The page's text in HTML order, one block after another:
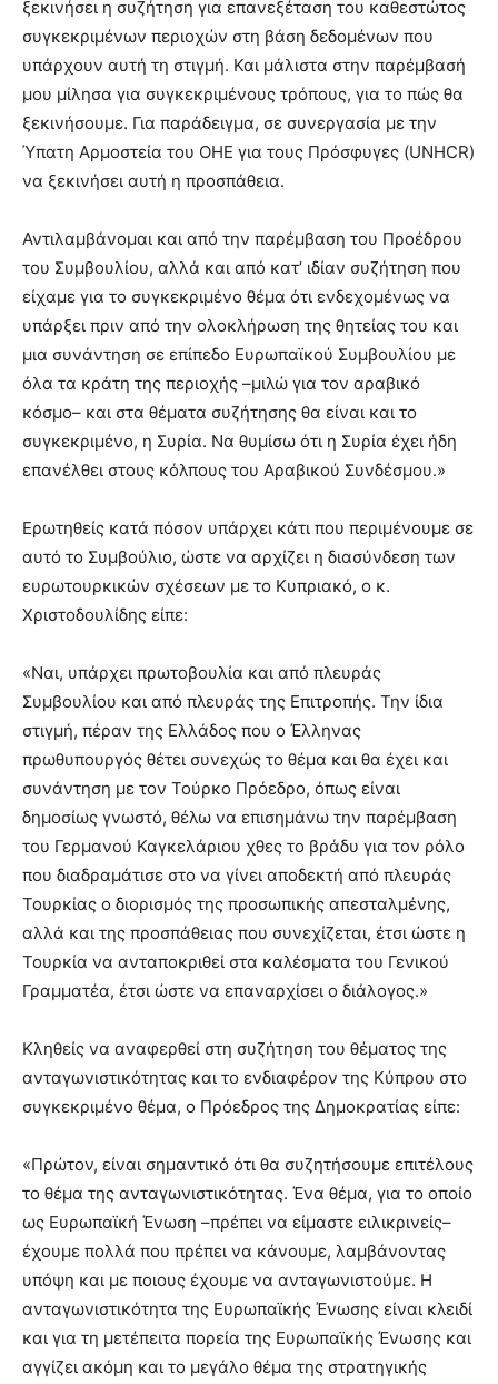
ξεκινήσει η συζήτηση για επανεξέταση του καθεστώτος
συγκεκριμένων περιοχών στη βάση δεδομένων που
υπάρχουν αυτή τη στιγμή. Και μάλιστα στην παρέμβασή
μου μίλησα για συγκεκριμένους τρόπους, για το πώς θα
ξεκινήσουμε. Για παράδειγμα, σε συνεργασία με την
Ύπατη Αρμοστεία του ΟΗΕ για τους Πρόσφυγες (UNHCR)
να ξεκινήσει αυτή η προσπάθεια.
Αντιλαμβάνομαι και από την παρέμβαση του Προέδρου
του Συμβουλίου, αλλά και από κατ’ ιδίαν συζήτηση που
είχαμε για το συγκεκριμένο θέμα ότι ενδεχομένως να
υπάρξει πριν από την ολοκλήρωση της θητείας του και
μια συνάντηση σε επίπεδο Ευρωπαϊκού Συμβουλίου με
όλα τα κράτη της περιοχής –μιλώ για τον αραβικό
κόσμο– και στα θέματα συζήτησης θα είναι και το
συγκεκριμένο, η Συρία. Να θυμίσω ότι η Συρία έχει ήδη
επανέλθει στους κόλπους του Αραβικού Συνδέσμου.»
Ερωτηθείς κατά πόσον υπάρχει κάτι που περιμένουμε σε
αυτό το Συμβούλιο, ώστε να αρχίζει η διασύνδεση των
ευρωτουρκικών σχέσεων με το Κυπριακό, ο κ.
Χριστοδουλίδης είπε:
«Ναι, υπάρχει πρωτοβουλία και από πλευράς
Συμβουλίου και από πλευράς της Επιτροπής. Την ίδια
στιγμή, πέραν της Ελλάδος που ο Έλληνας
πρωθυπουργός θέτει συνεχώς το θέμα και θα έχει και
συνάντηση με τον Τούρκο Πρόεδρο, όπως είναι
δημοσίως γνωστό, θέλω να επισημάνω την παρέμβαση
του Γερμανού Καγκελάριου χθες το βράδυ για τον ρόλο
που διαδραμάτισε στο να γίνει αποδεκτή από πλευράς
Τουρκίας ο διορισμός της προσωπικής απεσταλμένης,
αλλά και της προσπάθειας που συνεχίζεται, έτσι ώστε η
Τουρκία να ανταποκριθεί στα καλέσματα του Γενικού
Γραμματέα, έτσι ώστε να επαναρχίσει ο διάλογος.»
Κληθείς να αναφερθεί στη συζήτηση του θέματος της
ανταγωνιστικότητας και το ενδιαφέρον της Κύπρου στο
συγκεκριμένο θέμα, ο Πρόεδρος της Δημοκρατίας είπε:
«Πρώτον, είναι σημαντικό ότι θα συζητήσουμε επιτέλους
το θέμα της ανταγωνιστικότητας. Ένα θέμα, για το οποίο
ως Ευρωπαϊκή Ένωση –πρέπει να είμαστε ειλικρινείς–
έχουμε πολλά που πρέπει να κάνουμε, λαμβάνοντας
υπόψη και με ποιους έχουμε να ανταγωνιστούμε. Η
ανταγωνιστικότητα της Ευρωπαϊκής Ένωσης είναι κλειδί
και για τη μετέπειτα πορεία της Ευρωπαϊκής Ένωσης και
αγγίζει ακόμη και το μεγάλο θέμα της στρατηγικής